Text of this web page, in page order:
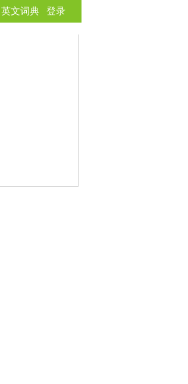
英文词典 登录